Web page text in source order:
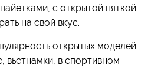
с открытой пяткой
на свой вкус.
открытых моделей.
вьетнамки, в спортивном